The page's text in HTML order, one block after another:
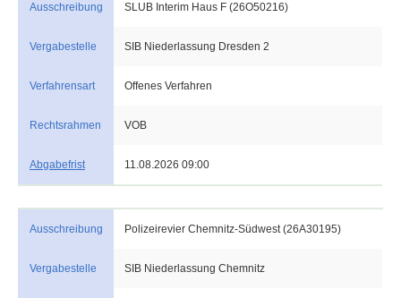
Ausschreibung SLUB Interim Haus F (26O50216)
Vergabestelle SIB Niederlassung Dresden 2
Verfahrensart Offenes Verfahren
Rechtsrahmen VOB
Abgabefrist 11.08.2026 09:00
Ausschreibung Polizeirevier Chemnitz-Südwest (26A30195)
Vergabestelle SIB Niederlassung Chemnitz